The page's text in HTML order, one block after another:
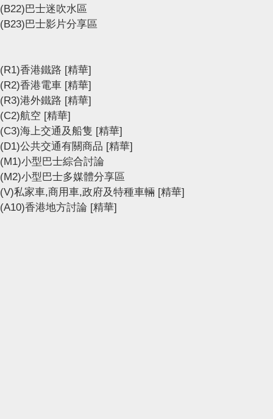
(B22)巴士迷吹水區
(B23)巴士影片分享區
(R1)香港鐵路 [精華]
(R2)香港電車 [精華]
(R3)港外鐵路 [精華]
(C2)航空 [精華]
(C3)海上交通及船隻 [精華]
(D1)公共交通有關商品 [精華]
(M1)小型巴士綜合討論
(M2)小型巴士多媒體分享區
(V)私家車,商用車,政府及特種車輛 [精華]
(A10)香港地方討論 [精華]